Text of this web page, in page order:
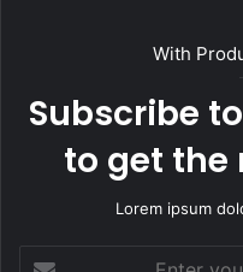
With
Subscribe
to get the
Lorem ipsum